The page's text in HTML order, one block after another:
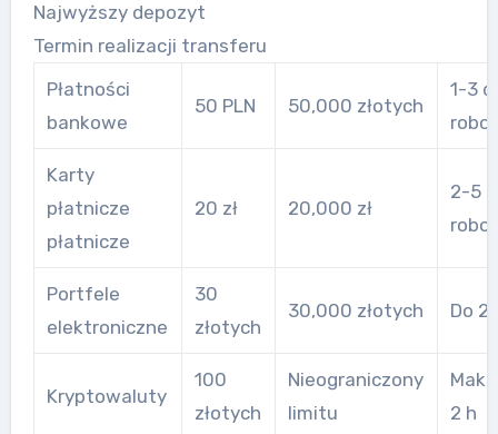
Najwyższy depozyt
Termin realizacji transferu
Płatności
bankowe
50 PLN 50,000 złotych
1-3
Karty
płatnicze
płatnicze
20 zł 20,000 zł
2-5
Portfele
elektroniczne
30
złotych
30,000 złotych Do
Kryptowaluty
100
złotych
Nieograniczony
limitu
2 h